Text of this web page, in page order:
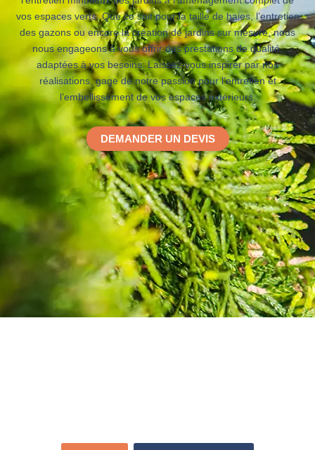
vos espaces verts. Que ce soit pour la taille de haies, l’entretien
des gazons ou encore la création de jardins sur mesure, nous
nous engageons à vous offrir des prestations de qualité,
adaptées à vos besoins. Laissez-vous inspirer par nos
réalisations, gage de notre passion pour l’entretien et
l’embellissement de vos espaces extérieurs.
DEMANDER UN DEVIS